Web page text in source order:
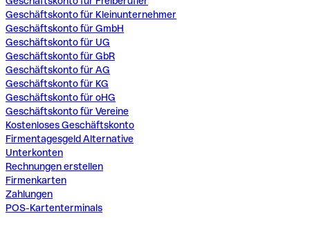
Geschäftskonto für Kleinunternehmer
Geschäftskonto für GmbH
Geschäftskonto für UG
Geschäftskonto für GbR
Geschäftskonto für AG
Geschäftskonto für KG
Geschäftskonto für oHG
Geschäftskonto für Vereine
Kostenloses Geschäftskonto
Firmentagesgeld Alternative
Unterkonten
Rechnungen erstellen
Firmenkarten
Zahlungen
POS-Kartenterminals